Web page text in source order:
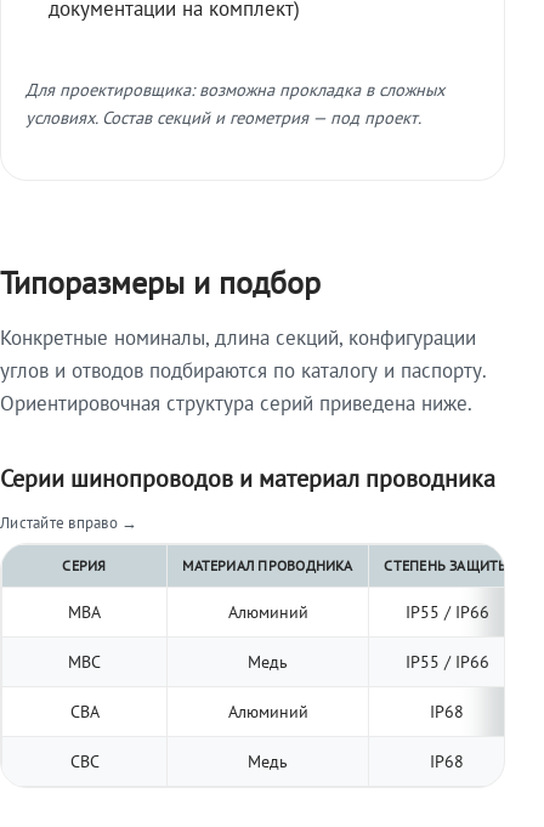
документации на комплект)
Для проектировщика: возможна прокладка в сложных
условиях. Состав секций и геометрия — под проект.
Типоразмеры и подбор
Конкретные номиналы, длина секций, конфигурации
углов и отводов подбираются по каталогу и паспорту.
Ориентировочная структура серий приведена ниже.
Серии шинопроводов и материал проводника
Листайте вправо →
СЕРИЯ МАТЕРИАЛ ПРОВОДНИКА СТЕПЕНЬ ЗАЩИТЫ
МВА Алюминий IP55 / IP66
МВС Медь IP55 / IP66
СВА Алюминий IP68
СВС Медь IP68